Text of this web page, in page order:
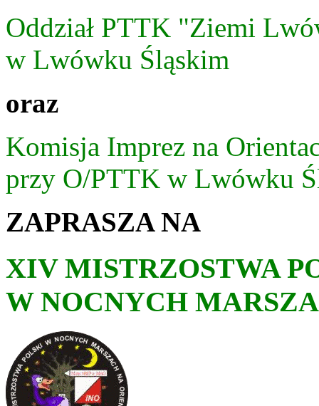
Oddział PTTK "Ziemi
w Lwówku Śląskim
oraz
Komisja Imprez na
przy O/PTTK w Lwówku
ZAPRASZA NA
XIV MISTRZOSTWA
W NOCNYCH